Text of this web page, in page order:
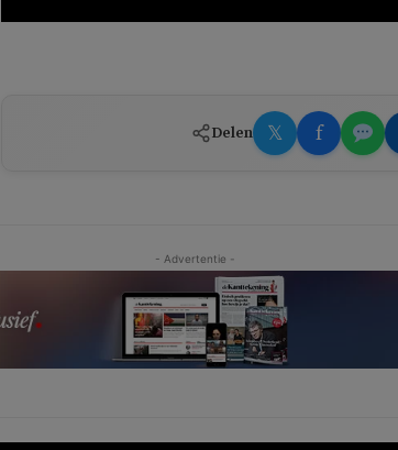
Delen 𝕏 f
- Advertentie -